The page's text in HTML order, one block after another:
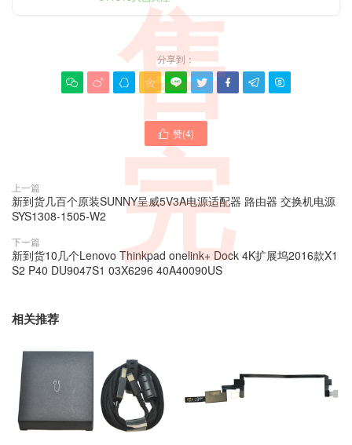
分享到：
        
 赞(4)
上一篇
新到货几百个原装SUNNY呈威5V3A电源适配器 路由器 交换机电源
SYS1308-1505-W2
下一篇
新到货10几个Lenovo Thinkpad onelink+ Dock 4K扩展坞2016款X1
S2 P40 DU9047S1 03X6296 40A40090US
相关推荐
售
完